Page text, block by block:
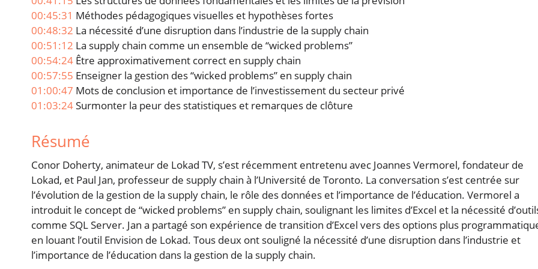
00:45:31 Méthodes pédagogiques visuelles et hypothèses fortes
00:48:32 La nécessité d’une disruption dans l’industrie de la supply chain
00:51:12 La supply chain comme un ensemble de “wicked problems”
00:54:24 Être approximativement correct en supply chain
00:57:55 Enseigner la gestion des “wicked problems” en supply chain
01:00:47 Mots de conclusion et importance de l’investissement du secteur privé
01:03:24Surmonter la peur des statistiques et remarques de clôture
Résumé
Conor Doherty, animateur de Lokad TV, s’est récemment entretenu avec Joannes Vermorel, fondateur de
Lokad, et Paul Jan, professeur de supply chain à l’Université de Toronto. La conversation s’est centrée sur
l’évolution de la gestion de la supply chain, le rôle des données et l’importance de l’éducation. Vermorel a
introduit le concept de “wicked problems” en supply chain, soulignant les limites d’Excel et la nécessité
comme SQL Server. Jan a partagé son expérience de transition d’Excel vers des options plus
en louant l’outil Envision de Lokad. Tous deux ont souligné la nécessité d’une disruption dans l’industrie et
l’importance de l’éducation dans la gestion de la supply chain.